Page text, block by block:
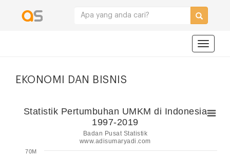
EKONOMI DAN BISNIS
Statistik Pertumbuhan UMKM di Indonesia
1997-2019
Badan Pusat Statistik
www.adisumaryadi.com
70M